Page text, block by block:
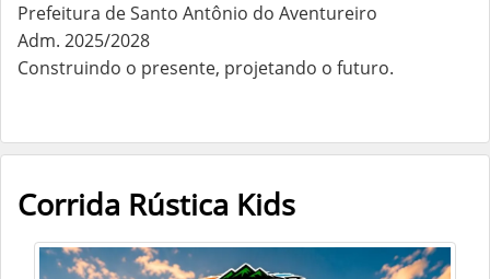
Prefeitura de Santo Antônio do Aventureiro
Adm. 2025/2028
Construindo o presente, projetando o futuro.
Corrida Rústica Kids